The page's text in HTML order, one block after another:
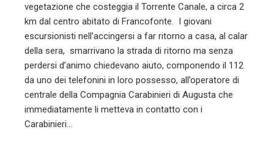
vegetazione che costeggia il Torrente Canale, a circa 2
km dal centro abitato di Francofonte. I giovani
escursionisti nell’accingersi a far ritorno a casa, al calar
della sera, smarrivano la strada di ritorno ma senza
perdersi d’animo chiedevano aiuto, componendo il 112
da uno dei telefonini in loro possesso, all’operatore di
centrale della Compagnia Carabinieri di Augusta che
immediatamente li metteva in contatto con i
Carabinieri…